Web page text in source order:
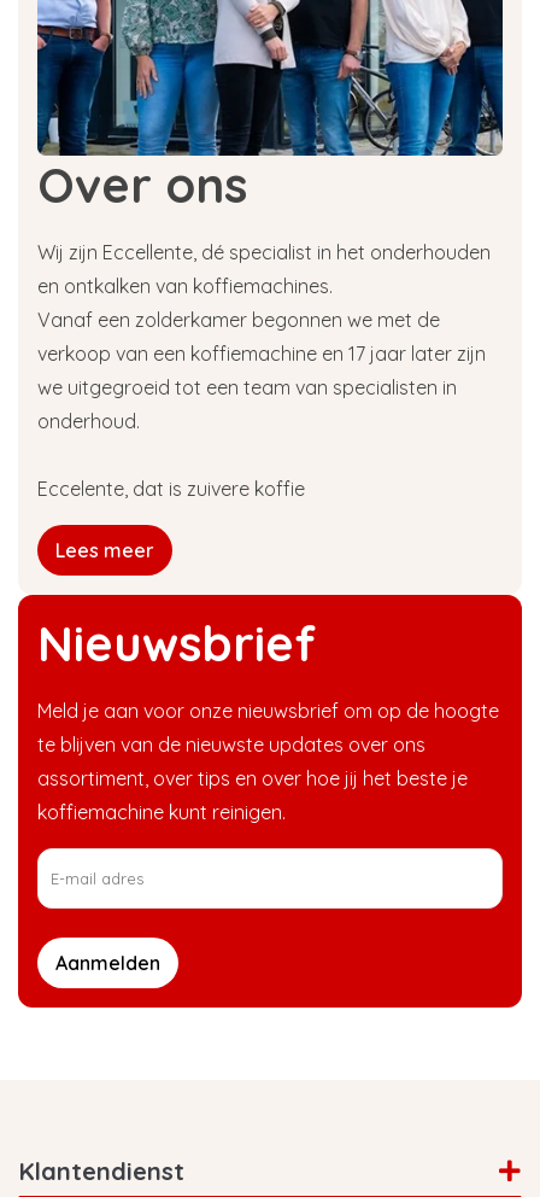
Nieuwsbrief
Meld je aan voor onze nieuwsbrief om op de hoogte
te blijven van de nieuwste updates over ons
assortiment, over tips en over hoe jij het beste je
koffiemachine kunt reinigen.
Aanmelden
Over ons
Wij zijn Eccellente, dé specialist in het onderhouden
en ontkalken van koffiemachines.
Vanaf een zolderkamer begonnen we met de
verkoop van een koffiemachine en 17 jaar later zijn
we uitgegroeid tot een team van specialisten in
onderhoud.
Eccelente, dat is zuivere koffie
Lees meer
Klantendienst